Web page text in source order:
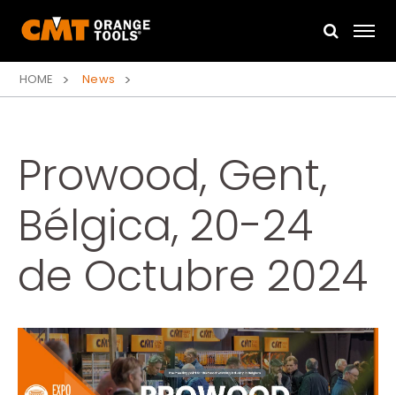
HOME News
Prowood, Gent,
Bélgica, 20-24
de Octubre 2024